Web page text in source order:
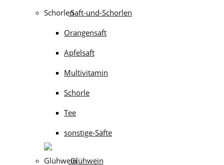
Saft-und-Schorlen
Orangensaft
Apfelsaft
Multivitamin
Schorle
Tee
sonstige-Säfte
Glühwein